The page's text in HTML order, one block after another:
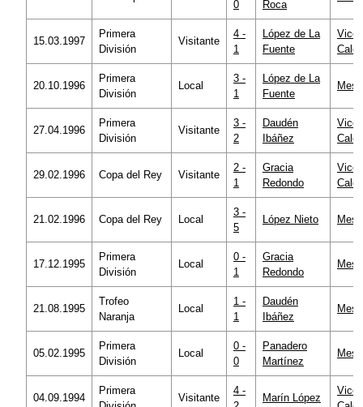
0
Roca
15.03.1997
Primera
División
Visitante
4 -
1
López de La
Fuente
20.10.1996
Primera
División
Local
3 -
1
López de La
Fuente
27.04.1996
Primera
División
Visitante
3 -
2
Daudén
Ibáñez
29.02.1996 Copa del Rey Visitante
2 -
1
Gracia
Redondo
21.02.1996 Copa del Rey Local
3 -
5
López Nieto
17.12.1995
Primera
División
Local
0 -
1
Gracia
Redondo
21.08.1995
Trofeo
Naranja
Local
1 -
1
Daudén
Ibáñez
05.02.1995
Primera
División
Local
0 -
0
Panadero
Martínez
04.09.1994
Primera
Visitante
4 -
Marín López